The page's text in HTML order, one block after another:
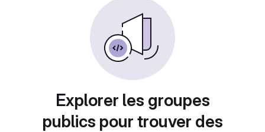
Explorer les groupes
publics pour trouver des